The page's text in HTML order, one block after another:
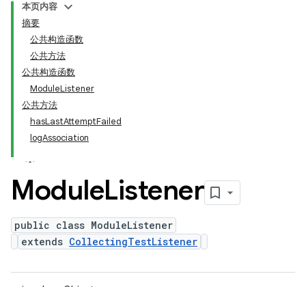
本页内容
摘要
公共构造函数
公共方法
公共构造函数
ModuleListener
公共方法
hasLastAttemptFailed
logAssociation
ModuleListener
public class ModuleListener
extends CollectingTestListener